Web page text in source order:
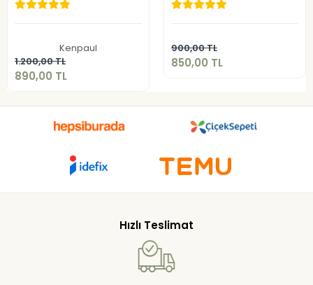
Kenpaul
1.200,00 TL
890,00 TL
Sepete Ekle 900,00 TL
850,00 TL
850,00 TL
Hızlı Teslimat